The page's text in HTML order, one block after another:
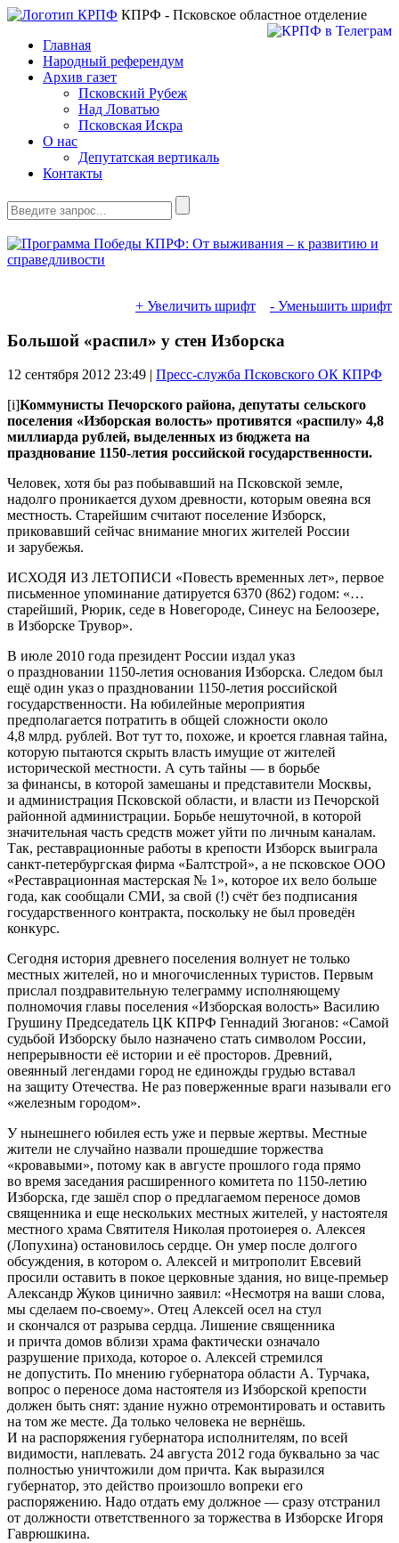
КПРФ - Псковское областное отделение
Главная
Народный референдум
Архив газет
Псковский Рубеж
Над Ловатью
Псковская Искра
О нас
Депутатская вертикаль
Контакты
+ Увеличить шрифт - Уменьшить шрифт
Большой «распил» у стен Изборска
12 сентября 2012 23:49 | Пресс-служба Псковского ОК КПРФ
[i]Коммунисты Печорского района, депутаты сельского
поселения «Изборская волость» противятся «распилу» 4,8
миллиарда рублей, выделенных из бюджета на
празднование 1150-летия российской государственности.
Человек, хотя бы раз побывавший на Псковской земле,
надолго проникается духом древности, которым овеяна вся
местность. Старейшим считают поселение Изборск,
приковавший сейчас внимание многих жителей России
и зарубежья.
ИСХОДЯ ИЗ ЛЕТОПИСИ «Повесть временных лет», первое
письменное упоминание датируется 6370 (862) годом: «…
старейший, Рюрик, седе в Новегороде, Синеус на Белоозере,
в Изборске Трувор».
В июле 2010 года президент России издал указ
о праздновании 1150-летия основания Изборска. Следом был
ещё один указ о праздновании 1150-летия российской
государственности. На юбилейные мероприятия
предполагается потратить в общей сложности около
4,8 млрд. рублей. Вот тут то, похоже, и кроется главная тайна,
которую пытаются скрыть власть имущие от жителей
исторической местности. А суть тайны — в борьбе
за финансы, в которой замешаны и представители Москвы,
и администрация Псковской области, и власти из Печорской
районной администрации. Борьбе нешуточной, в которой
значительная часть средств может уйти по личным каналам.
Так, реставрационные работы в крепости Изборск выиграла
санкт-петербургская фирма «Балтстрой», а не псковское ООО
«Реставрационная мастерская № 1», которое их вело больше
года, как сообщали СМИ, за свой (!) счёт без подписания
государственного контракта, поскольку не был проведён
конкурс.
Сегодня история древнего поселения волнует не только
местных жителей, но и многочисленных туристов. Первым
прислал поздравительную телеграмму исполняющему
полномочия главы поселения «Изборская волость» Василию
Грушину Председатель ЦК КПРФ Геннадий Зюганов: «Самой
судьбой Изборску было назначено стать символом России,
непрерывности её истории и её просторов. Древний,
овеянный легендами город не единожды грудью вставал
на защиту Отечества. Не раз поверженные враги называли его
«железным городом».
У нынешнего юбилея есть уже и первые жертвы. Местные
жители не случайно назвали прошедшие торжества
«кровавыми», потому как в августе прошлого года прямо
во время заседания расширенного комитета по 1150-летию
Изборска, где зашёл спор о предлагаемом переносе домов
священника и еще нескольких местных жителей, у настоятеля
местного храма Святителя Николая протоиерея о. Алексея
(Лопухина) остановилось сердце. Он умер после долгого
обсуждения, в котором о. Алексей и митрополит Евсевий
просили оставить в покое церковные здания, но вице-премьер
Александр Жуков цинично заявил: «Несмотря на ваши слова,
мы сделаем по-своему». Отец Алексей осел на стул
и скончался от разрыва сердца. Лишение священника
и причта домов вблизи храма фактически означало
разрушение прихода, которое о. Алексей стремился
не допустить. По мнению губернатора области А. Турчака,
вопрос о переносе дома настоятеля из Изборской крепости
должен быть снят: здание нужно отремонтировать и оставить
на том же месте. Да только человека не вернёшь.
И на распоряжения губернатора исполнителям, по всей
видимости, наплевать. 24 августа 2012 года буквально за час
полностью уничтожили дом причта. Как выразился
губернатор, это действо произошло вопреки его
распоряжению. Надо отдать ему должное — сразу отстранил
от должности ответственного за торжества в Изборске Игоря
Гаврюшкина.